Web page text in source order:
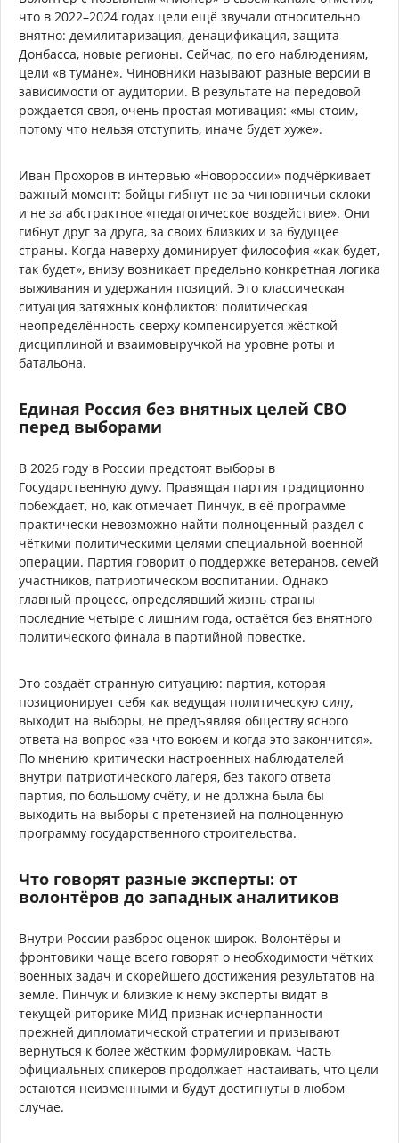
что в 2022–2024 годах цели ещё звучали относительно
внятно: демилитаризация, денацификация, защита
Донбасса, новые регионы. Сейчас, по его наблюдениям,
цели «в тумане». Чиновники называют разные версии в
зависимости от аудитории. В результате на передовой
рождается своя, очень простая мотивация: «мы стоим,
потому что нельзя отступить, иначе будет хуже».
Иван Прохоров в интервью «Новороссии» подчёркивает
важный момент: бойцы гибнут не за чиновничьи склоки
и не за абстрактное «педагогическое воздействие». Они
гибнут друг за друга, за своих близких и за будущее
страны. Когда наверху доминирует философия «как будет,
так будет», внизу возникает предельно конкретная логика
выживания и удержания позиций. Это классическая
ситуация затяжных конфликтов: политическая
неопределённость сверху компенсируется жёсткой
дисциплиной и взаимовыручкой на уровне роты и
батальона.
Единая Россия без внятных целей СВО
перед выборами
В 2026 году в России предстоят выборы в
Государственную думу. Правящая партия традиционно
побеждает, но, как отмечает Пинчук, в её программе
практически невозможно найти полноценный раздел с
чёткими политическими целями специальной военной
операции. Партия говорит о поддержке ветеранов, семей
участников, патриотическом воспитании. Однако
главный процесс, определявший жизнь страны
последние четыре с лишним года, остаётся без внятного
политического финала в партийной повестке.
Это создаёт странную ситуацию: партия, которая
позиционирует себя как ведущая политическую силу,
выходит на выборы, не предъявляя обществу ясного
ответа на вопрос «за что воюем и когда это закончится».
По мнению критически настроенных наблюдателей
внутри патриотического лагеря, без такого ответа
партия, по большому счёту, и не должна была бы
выходить на выборы с претензией на полноценную
программу государственного строительства.
Что говорят разные эксперты: от
волонтёров до западных аналитиков
Внутри России разброс оценок широк. Волонтёры и
фронтовики чаще всего говорят о необходимости чётких
военных задач и скорейшего достижения результатов на
земле. Пинчук и близкие к нему эксперты видят в
текущей риторике МИД признак исчерпанности
прежней дипломатической стратегии и призывают
вернуться к более жёстким формулировкам. Часть
официальных спикеров продолжает настаивать, что цели
остаются неизменными и будут достигнуты в любом
случае.